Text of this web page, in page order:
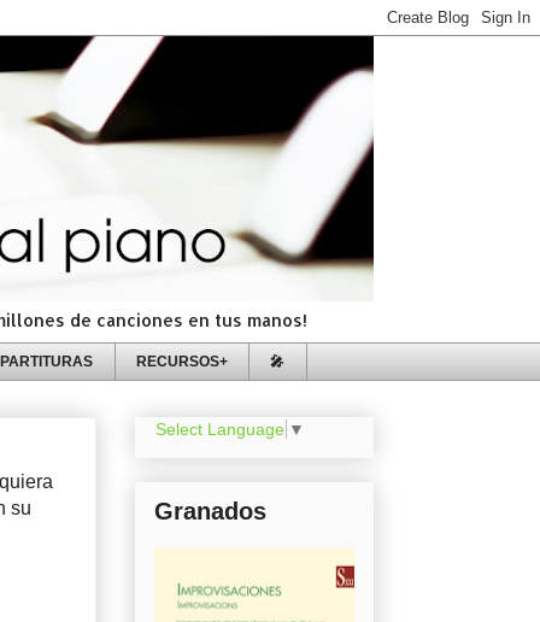
de canciones en tus manos!
PARTITURAS RECURSOS+ 🎤
su
Select Language ▼
Granados